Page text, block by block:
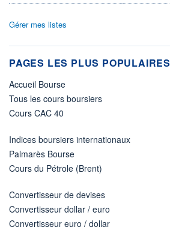
Gérer mes listes
PAGES LES PLUS POPULAIRES
Accueil Bourse
Tous les cours boursiers
Cours CAC 40
Indices boursiers internationaux
Palmarès Bourse
Cours du Pétrole (Brent)
Convertisseur de devises
Convertisseur dollar / euro
Convertisseur euro / dollar